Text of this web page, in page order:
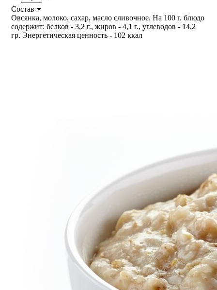
Состав
Овсянка, молоко, сахар, масло сливочное. На 100 г. блюдо
содержит: белков - 3,2 г., жиров - 4,1 г., углеводов - 14,2
гр. Энергетическая ценность - 102 ккал